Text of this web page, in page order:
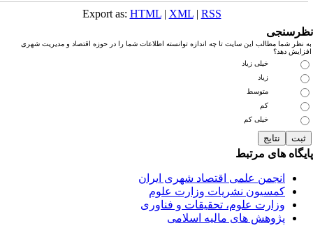
Export as:HTML |XML|RSS
نظر شما مطالب این سایت تا چه اندازه توانسته اطلاعات شما را در حوزه اقتصاد و مدیریت شهری
دهد؟
خیلی زیاد
زیاد
متوسط
خیلی کم
های مرتبط
انجمن علمی اقتصاد شهری ایران
کمسیون نشریات وزارت علوم
وزارت علوم، تحقیقات و فناوری
پژوهش های مالیه اسلامی